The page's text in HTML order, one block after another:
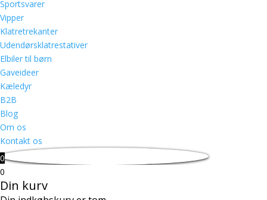
Sportsvarer
Vipper
Klatretrekanter
Udendørsklatrestativer
Elbiler til børn
Gaveideer
Kæledyr
B2B
Blog
Om os
Kontakt os
0
0
Din kurv